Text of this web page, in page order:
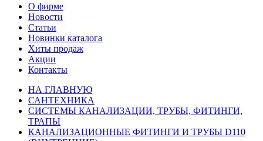
О фирме
Новости
Статьи
Новинки каталога
Хиты продаж
Акции
Контакты
НА ГЛАВНУЮ
САНТЕХНИКА
СИСТЕМЫ КАНАЛИЗАЦИИ, ТРУБЫ, ФИТИНГИ,
ТРАПЫ
КАНАЛИЗАЦИОННЫЕ ФИТИНГИ И ТРУБЫ D110